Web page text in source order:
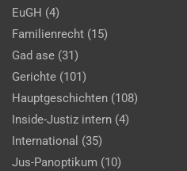
EuGH (4)
Familienrecht (15)
Gad ase (31)
Gerichte (101)
Hauptgeschichten (108)
Inside-Justiz intern (4)
International (35)
Jus-Panoptikum (10)